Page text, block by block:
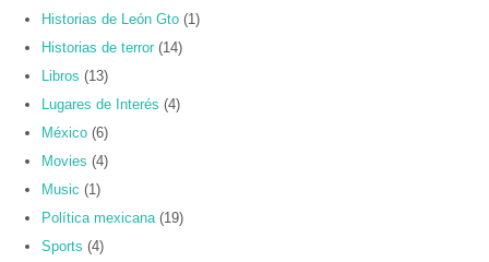
Historias de León Gto (1)
Historias de terror (14)
Libros (13)
Lugares de Interés (4)
México (6)
Movies (4)
Music (1)
Política mexicana (19)
Sports (4)